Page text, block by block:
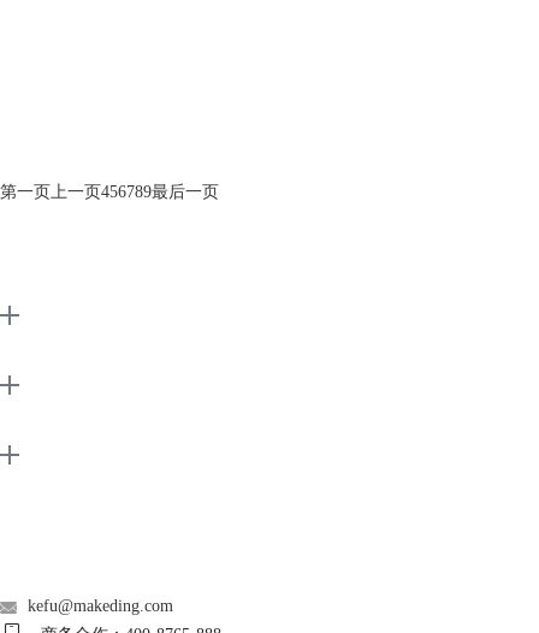
第一页 上一页456789最后一页
kefu@makeding.com